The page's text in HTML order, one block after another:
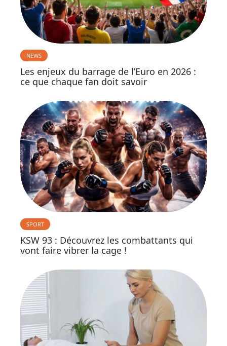
NEWS
Les enjeux du barrage de l’Euro en 2026 :
ce que chaque fan doit savoir
SPORT
KSW 93 : Découvrez les combattants qui
vont faire vibrer la cage !